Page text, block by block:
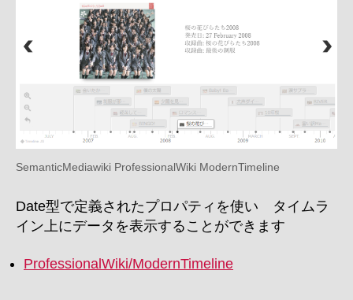
SemanticMediawiki ProfessionalWiki ModernTimeline
Date型で定義されたプロパティを使い タイムラ
イン上にデータを表示することができます
ProfessionalWiki/ModernTimeline